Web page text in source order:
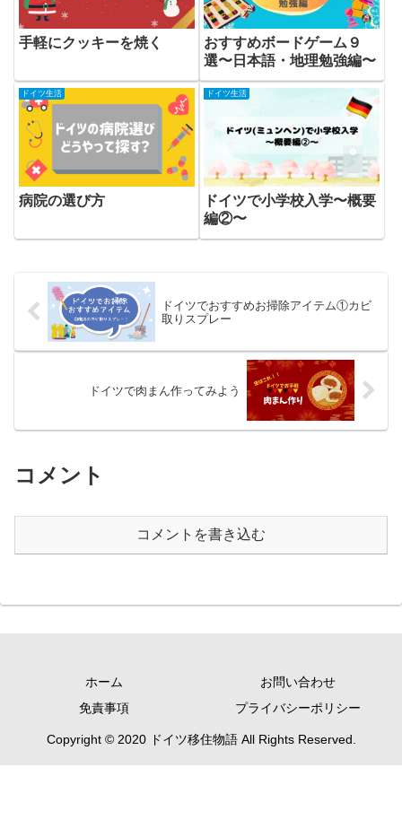
手軽にクッキーを焼く
おすすめボードゲーム９
選〜日本語・地理勉強編〜
ドイツ生活
病院の選び方
ドイツ生活
ドイツで小学校入学〜概要
編②〜
ドイツでおすすめお掃除アイテム①カビ
取りスプレー
ドイツで肉まん作ってみよう
コメント
コメントを書き込む
ホーム
お問い合わせ
免責事項
プライバシーポリシー
Copyright © 2020 ドイツ移住物語 All Rights Reserved.